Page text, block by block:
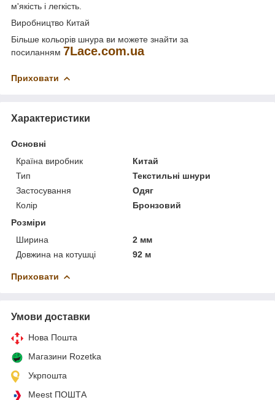
м'якість і легкість.
Виробництво Китай
Більше кольорів шнура ви можете знайти за
посиланням 7Lace.com.ua
Приховати
Характеристики
Основні
Країна виробник
Китай
Тип
Текстильні шнури
Застосування
Одяг
Колір
Бронзовий
Розміри
Ширина
2 мм
Довжина на котушці
92 м
Приховати
Умови доставки
Нова Пошта
Магазини Rozetka
Укрпошта
Meest ПОШТА